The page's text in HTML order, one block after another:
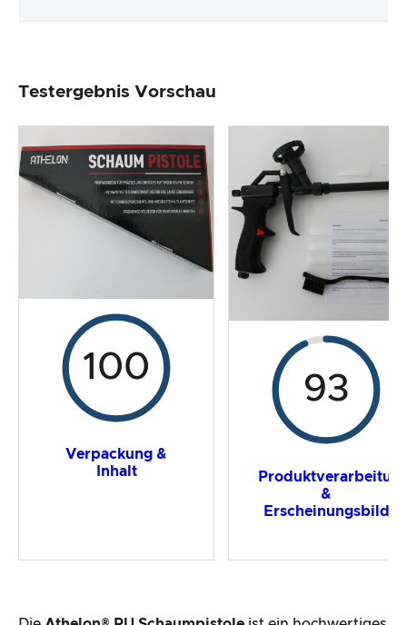
Produktverarbeitung & Erscheinungsbild
Der Praxistest
Preis-/ Leistungsverhältnis
Gesamtergebnis
Testergebnis Vorschau
100
Verpackung &
Inhalt
93
&
Erscheinungsbild